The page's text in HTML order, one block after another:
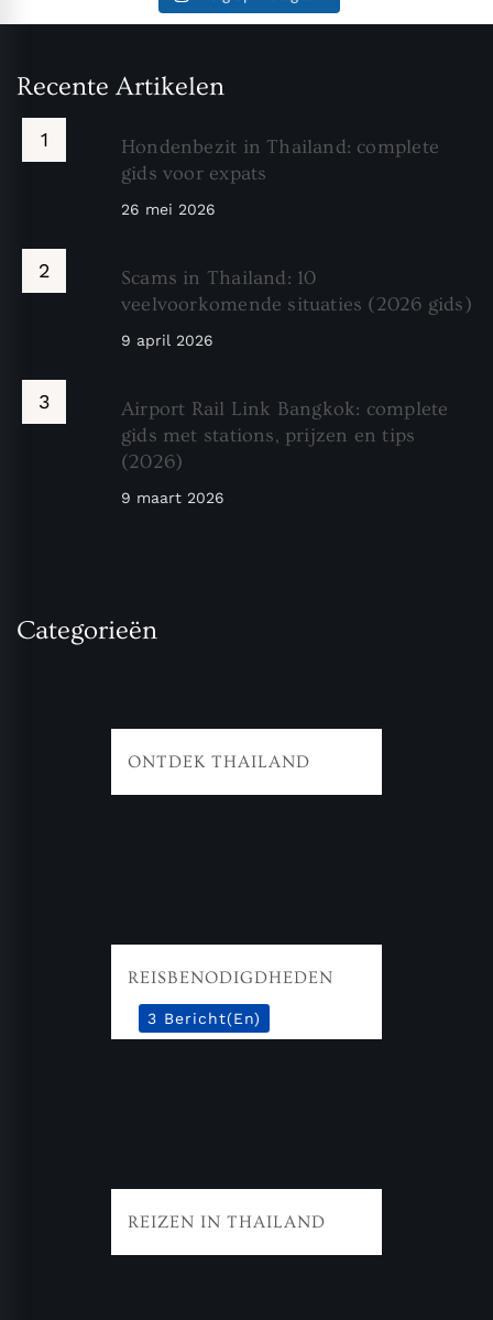
Recente Artikelen
Hondenbezit in Thailand: complete
gids voor expats
26 mei 2026
Scams in Thailand: 10
veelvoorkomende situaties (2026 gids)
9 april 2026
Airport Rail Link Bangkok: complete
gids met stations, prijzen en tips
(2026)
9 maart 2026
Categorieën
ONTDEK THAILAND
REISBENODIGDHEDEN
3 Bericht(en)
REIZEN IN THAILAND